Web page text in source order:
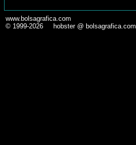
www.bolsagrafica.com
© 1999-2026 hobster @ bolsagrafica.com